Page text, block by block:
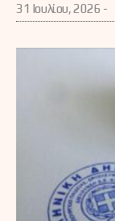
31 Ιουλίου, 2026 -